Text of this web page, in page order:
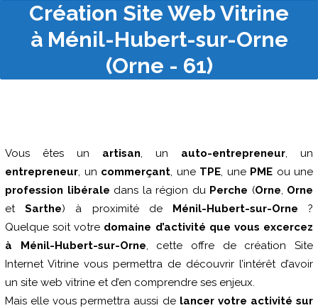
Création Site Web Vitrine
à Ménil-Hubert-sur-Orne
(Orne - 61)
Vous êtes un artisan, un auto-entrepreneur, un
entrepreneur, un commerçant, une TPE, une PME ou une
profession libérale dans la région du Perche (Orne, Orne
etSarthe) à proximité de Ménil-Hubert-sur-Orne ?
Quelque soit votre domaine d’activité que vous excercez
à Ménil-Hubert-sur-Orne, cette offre de création Site
Internet Vitrine vous permettra de découvrir l’intérêt d’avoir
un site web vitrine et d’en comprendre ses enjeux.
Mais elle vous permettra aussi de lancer votre activité sur